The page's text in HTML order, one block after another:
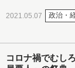
2021.05.07 政治・
コロナ禍でむし